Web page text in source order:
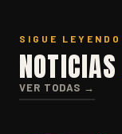
SIGUE LEYENDO
NOTICIAS
VER TODAS →